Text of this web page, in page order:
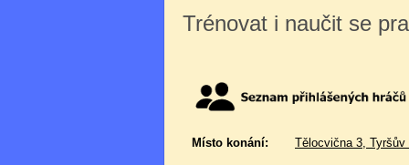
Trénovat i naučit se
Místo konání: Tělocvična 3,